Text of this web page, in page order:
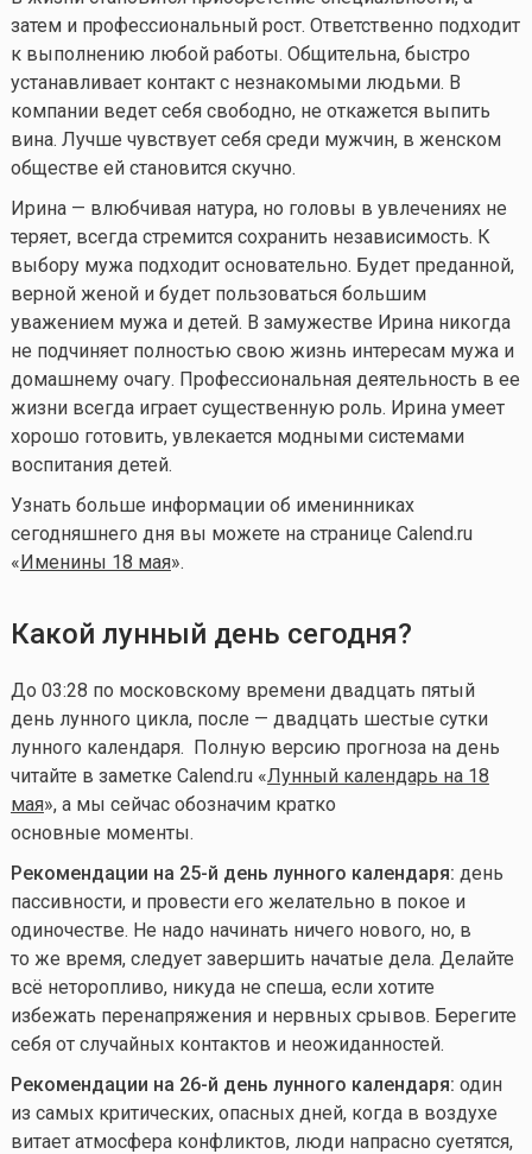
затем и профессиональный рост. Ответственно подходит
к выполнению любой работы. Общительна, быстро
устанавливает контакт с незнакомыми людьми. В
компании ведет себя свободно, не откажется выпить
вина. Лучше чувствует себя среди мужчин, в женском
обществе ей становится скучно.
Ирина — влюбчивая натура, но головы в увлечениях не
теряет, всегда стремится сохранить независимость. К
выбору мужа подходит основательно. Будет преданной,
верной женой и будет пользоваться большим
уважением мужа и детей. В замужестве Ирина никогда
не подчиняет полностью свою жизнь интересам мужа и
домашнему очагу. Профессиональная деятельность в ее
жизни всегда играет существенную роль. Ирина умеет
хорошо готовить, увлекается модными системами
воспитания детей.
Узнать больше информации об именинниках
сегодняшнего дня вы можете на странице Calend.ru
«Именины 18 мая».
Какой лунный день сегодня?
До 03:28 по московскому времени двадцать пятый
день лунного цикла, после — двадцать шестые сутки
лунного календаря. Полную версию прогноза на день
читайте в заметке Calend.ru «Лунный календарь на 18
мая», а мы сейчас обозначим кратко
основные моменты.
Рекомендации на 25-й день лунного календаря: день
пассивности, и провести его желательно в покое и
одиночестве. Не надо начинать ничего нового, но, в
то же время, следует завершить начатые дела. Делайте
всё неторопливо, никуда не спеша, если хотите
избежать перенапряжения и нервных срывов. Берегите
себя от случайных контактов и неожиданностей.
Рекомендации на 26-й день лунного календаря: один
из самых критических, опасных дней, когда в воздухе
витает атмосфера конфликтов, люди напрасно суетятся,